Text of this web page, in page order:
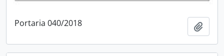
Portaria 040/2018